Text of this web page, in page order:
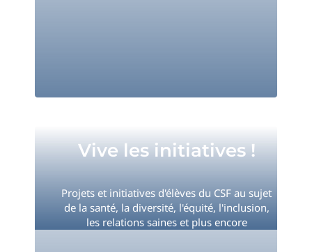
Vive les initiatives !
Projets et initiatives d'élèves du CSF au sujet
de la santé, la diversité, l'équité, l'inclusion,
les relations saines et plus encore